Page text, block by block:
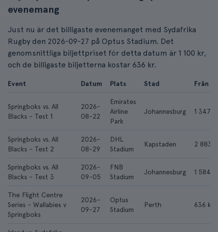
evenemang
Just nu är det billigaste evenemanget med Sydafrika
Rugby den 2026-09-27 på Optus Stadium. Det
genomsnittliga biljettpriset för detta datum är 1 100 kr,
och de billigaste biljetterna kostar 636 kr.
Event Datum Plats Stad Från
Springboks vs. All
Blacks - Test 1
2026-
08-22
Emirates
Airline
Park
Johannesburg 1 347 kr
Springboks vs. All
Blacks - Test 2
2026-
08-29
DHL
Stadium
Kapstaden 2 883
Springboks vs. All
Blacks - Test 3
2026-
09-05
FNB
Stadium
Johannesburg 1 584 kr
The Flight Centre
Series - Wallabies v
Springboks
2026-
09-27
Optus
Stadium
Perth 636 kr